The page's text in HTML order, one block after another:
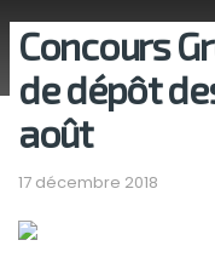
Concours
de dépôt
août
17 décembre 2018